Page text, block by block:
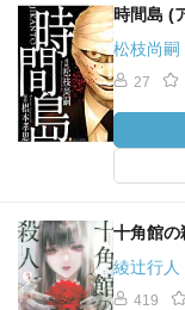
時間島 (
松枝尚嗣
27
十角館の
綾辻行人
419